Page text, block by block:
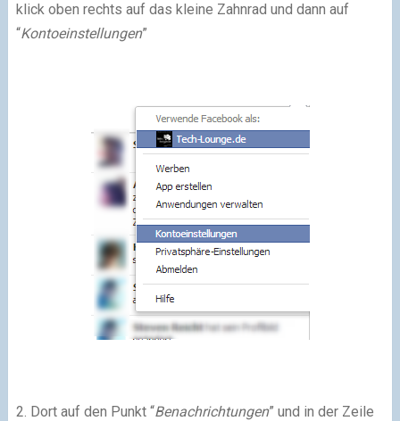
klick oben rechts auf das kleine Zahnrad und dann auf
“Kontoeinstellungen”
2. Dort auf den Punkt “Benachrichtungen” und in der Zeile